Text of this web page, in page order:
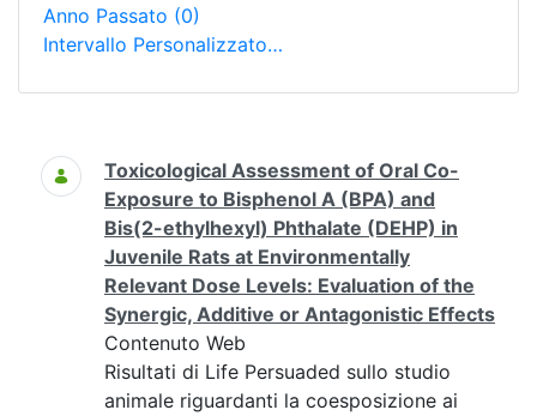
Anno Passato (0)
Intervallo Personalizzato…
Ricerca
Toxicological Assessment of Oral Co-
Exposure to Bisphenol A (BPA) and
Bis(2-ethylhexyl) Phthalate (DEHP) in
Juvenile Rats at Environmentally
Relevant Dose Levels: Evaluation of the
Synergic, Additive or Antagonistic Effects
Contenuto Web
Risultati di Life Persuaded sullo studio
animale riguardanti la coesposizione ai